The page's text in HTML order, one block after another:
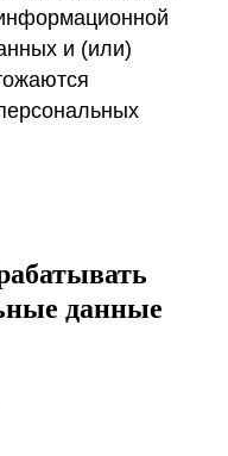
и (или)
данные